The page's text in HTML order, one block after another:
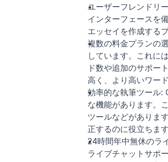
ユーザーフレンドリ
インターフェースを
エッセイを作成する
複数の料金プランの
しています。これに
ド数や追加のサポー
高く、より高いワー
効率的な執筆ツール:
な機能があります。
ツールなどがありま
正するのに役立ちます
24時間年中無休のラ
ライブチャットサポ